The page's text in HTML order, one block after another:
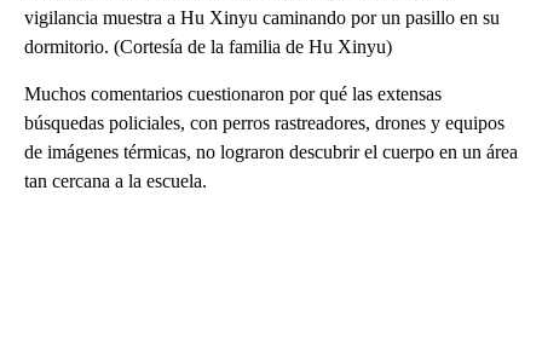
vigilancia muestra a Hu Xinyu caminando por un pasillo en su
dormitorio. (Cortesía de la familia de Hu Xinyu)
Muchos comentarios cuestionaron por qué las extensas
búsquedas policiales, con perros rastreadores, drones y equipos
de imágenes térmicas, no lograron descubrir el cuerpo en un área
tan cercana a la escuela.